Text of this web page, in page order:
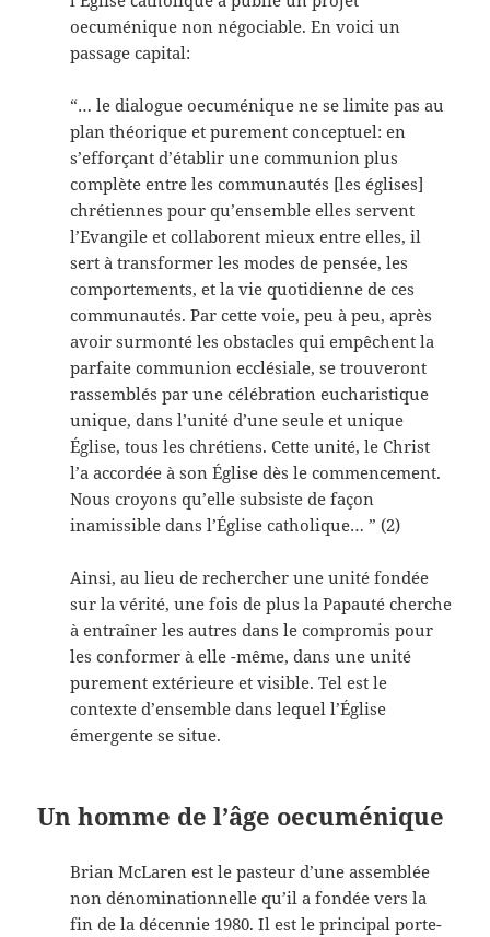
oecuménique non négociable. En voici un
passage capital:
“… le dialogue oecuménique ne se limite pas au
plan théorique et purement conceptuel: en
s’efforçant d’établir une communion plus
complète entre les communautés [les églises]
chrétiennes pour qu’ensemble elles servent
l’Evangile et collaborent mieux entre elles, il
sert à transformer les modes de pensée, les
comportements, et la vie quotidienne de ces
communautés. Par cette voie, peu à peu, après
avoir surmonté les obstacles qui empêchent la
parfaite communion ecclésiale, se trouveront
rassemblés par une célébration eucharistique
unique, dans l’unité d’une seule et unique
Église, tous les chrétiens. Cette unité, le Christ
l’a accordée à son Église dès le commencement.
Nous croyons qu’elle subsiste de façon
inamissible dans l’Église catholique… ” (2)
Ainsi, au lieu de rechercher une unité fondée
sur la vérité, une fois de plus la Papauté cherche
à entraîner les autres dans le compromis pour
les conformer à elle -même, dans une unité
purement extérieure et visible. Tel est le
contexte d’ensemble dans lequel l’Église
émergente se situe.
Un homme de l’âge oecuménique
Brian McLaren est le pasteur d’une assemblée
non dénominationnelle qu’il a fondée vers la
fin de la décennie 1980. Il est le principal porte-